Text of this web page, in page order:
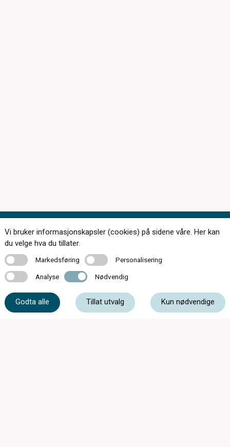
Kontakt oss
Vi bruker informasjonskapsler (cookies) på sidene våre. Her kan
du velge hva du tillater.
MarkedsføringMarkedsføring PersonaliseringPersonalisering
Analyse Analyse Nødvendig Nødvendig
Godta alle Tillat utvalg Kun nødvendige